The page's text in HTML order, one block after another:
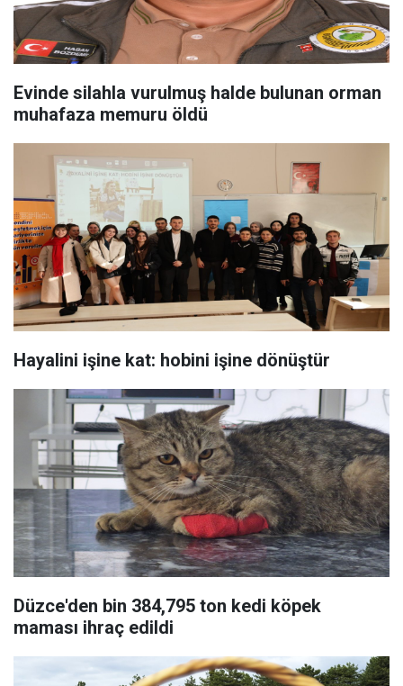
Evinde silahla vurulmuş halde bulunan orman
muhafaza memuru öldü
Hayalini işine kat: hobini işine dönüştür
Düzce'den bin 384,795 ton kedi köpek
maması ihraç edildi